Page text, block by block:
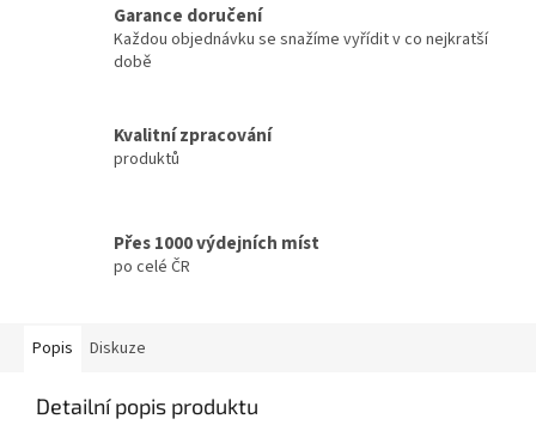
Garance doručení
Každou objednávku se snažíme vyřídit v co nejkratší
době
Kvalitní zpracování
produktů
Přes 1000 výdejních míst
po celé ČR
Popis Diskuze
Detailní popis produktu